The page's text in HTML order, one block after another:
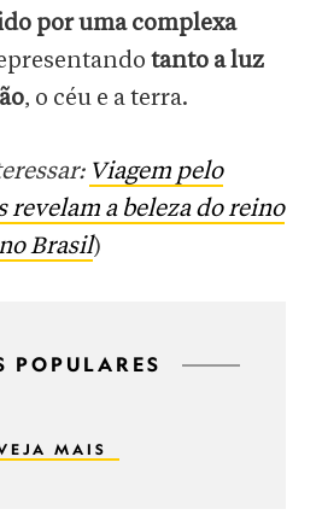
por uma complexa
tanto a luz
, o céu e a terra.
Viagem pelo
revelam a beleza do reino
Brasil)
POPULARES
MAIS